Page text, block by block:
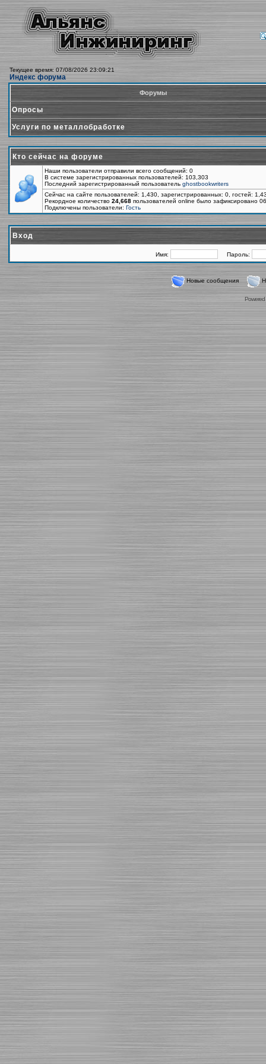
Текущее время: 07/08/2026 23:09:21
Индекс форума
Форумы
Опросы
Услуги по металлобработке
Кто сейчас на форуме
Наши пользователи отправили всего сообщений: 0
В системе зарегистрированных пользователей: 103,303
Последний зарегистрированный пользователь ghostbookwriters
Сейчас на сайте пользователей: 1,430, зарегистрированных: 0, гостей:
Рекордное количество 24,668 пользователей online было зафиксировано
Подключены пользователи: Гость
Вход
Имя: Пароль:
Новые сообщения